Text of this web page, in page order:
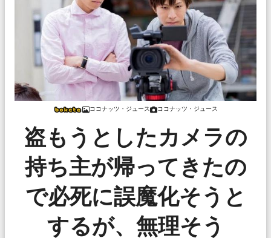
ココナッツ・ジュース ココナッツ・ジュース
盗もうとしたカメラの
持ち主が帰ってきたの
で必死に誤魔化そうと
するが、無理そう